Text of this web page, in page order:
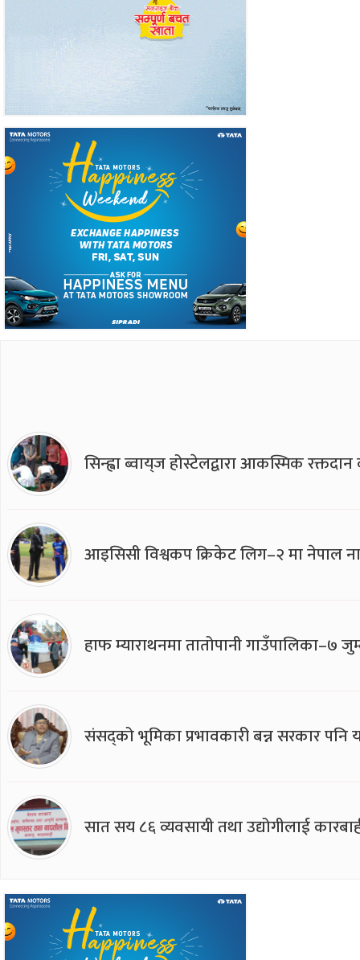
सिन्ह्वा ब्वाय्‌ज होस्टेलद्वारा आकस्मिक
आइसिसी विश्वकप क्रिकेट लिग–२ मा नेपाल
हाफ म्याराथनमा तातोपानी गाउँपालिका–७
संसद्को भूमिका प्रभावकारी बन्न सरकार पनि
सात सय ८६ व्यवसायी तथा उद्योगीलाई